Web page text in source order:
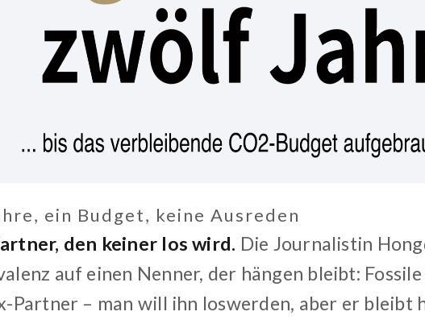
ein Budget, keine Ausreden
den keiner los wird. Die Journalistin
auf einen Nenner, der hängen bleibt:
Partner – man will ihn loswerden, aber er bleibt